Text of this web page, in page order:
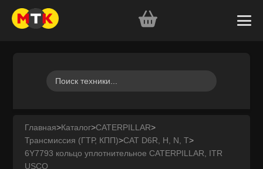
Главная>Каталог>CATERPILLAR>
Трансмиссия (ГТР, КПП)>CAT D6R, H, N, T>
6Y7793 кольцо уплотнительное CATERPILLAR, ITR
USCO